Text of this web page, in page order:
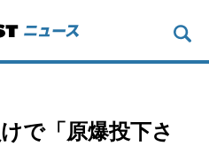
で「原爆投下さ